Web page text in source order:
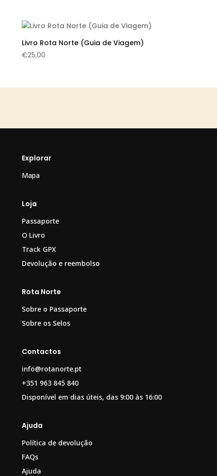
Livro Rota Norte (Guia de Viagem)
€25,00
Explorar
Mapa
Loja
Passaporte
O Livro
Track GPX
Devolução e reembolso
Rota Norte
Sobre o Passaporte
Sobre os Selos
Contactos
info@rotanorte.pt
+351 963 845 840
Disponível em dias úteis, das 9:00 às 16:00
Ajuda
Política de devolução
FAQs
Ajuda